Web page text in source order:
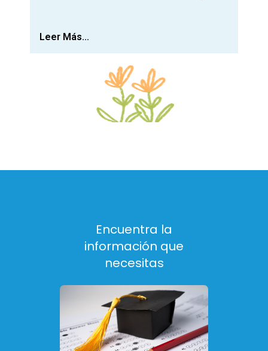
Leer Más...
Encuentra la
información que
necesitas